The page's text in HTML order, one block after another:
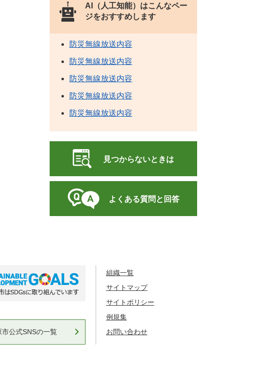
AI（人工知能）はこんなペー
ジをおすすめします
防災無線放送内容
防災無線放送内容
防災無線放送内容
防災無線放送内容
防災無線放送内容
見つからないときは
よくある質問と回答
市公式SNSの一覧
組織一覧
サイトマップ
サイトポリシー
例規集
お問い合わせ